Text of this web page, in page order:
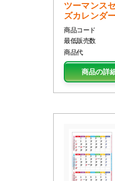
ツーマンス
ズカレンダ
商品コード
最低販売数
商品代
商品の詳